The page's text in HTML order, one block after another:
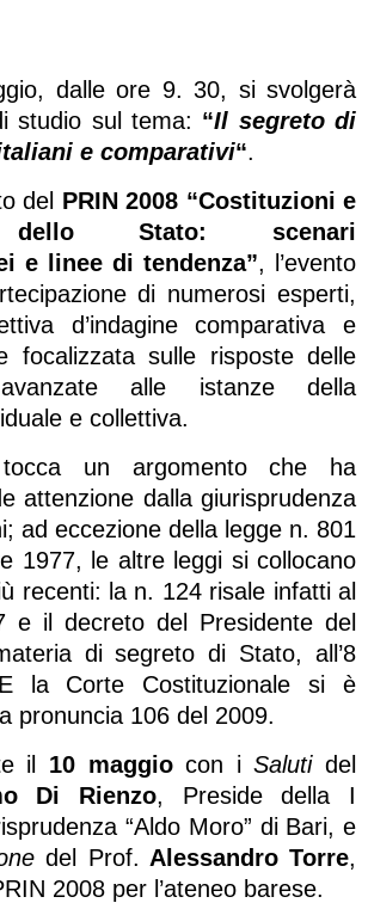
dalle ore 9. 30, si svolgerà
studio sul tema: “Il segreto di
e comparativi“.
del PRIN 2008 “Costituzioni e
dello Stato: scenari
e linee di tendenza”, l’evento
di numerosi esperti,
d’indagine comparativa e
focalizzata sulle risposte delle
alle istanze della
e collettiva.
un argomento che ha
attenzione dalla giurisprudenza
ad eccezione della legge n. 801
1977, le altre leggi si collocano
recenti: la n. 124 risale infatti al
e il decreto del Presidente del
di segreto di Stato, all’8
la Corte Costituzionale si è
pronuncia 106 del 2009.
il 10 maggiocon iSalutidel
Di Rienzo, Preside della I
“Aldo Moro” di Bari, e
del Prof. Alessandro Torre,
2008 per l’ateneo barese.